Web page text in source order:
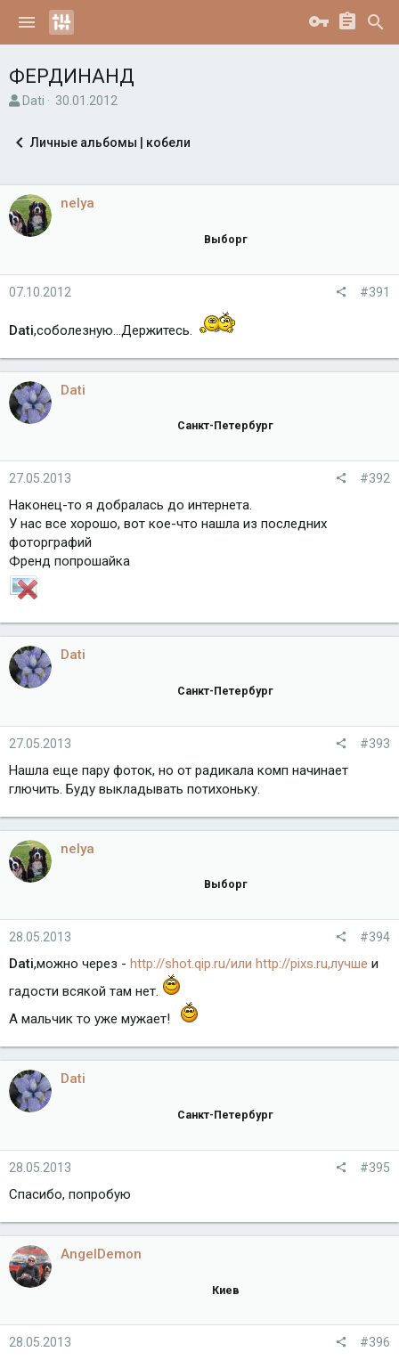
ФЕРДИНАНД
А
о
т
е
м
ы
Dati
Д
а
а
30.01.2012
Личные альбомы | кобели
nelya
Выборг
07.10.2012 #391
Dati,соболезную...Держитесь.
Dati
Санкт-Петербург
27.05.2013 #392
Наконец-то я добралась до интернета.
У нас все хорошо, вот кое-что нашла из последних
фоторграфий
Френд попрошайка
Dati
Санкт-Петербург
27.05.2013 #393
Нашла еще пару фоток, но от радикала комп начинает
глючить. Буду выкладывать потихоньку.
nelya
Выборг
28.05.2013 #394
Dati,можно через - http://shot.qip.ru/или http://pixs.ru,лучше и
гадости всякой там нет.
А мальчик то уже мужает!
Dati
Санкт-Петербург
28.05.2013 #395
Спасибо, попробую
AngelDemon
Киев
28.05.2013 #396